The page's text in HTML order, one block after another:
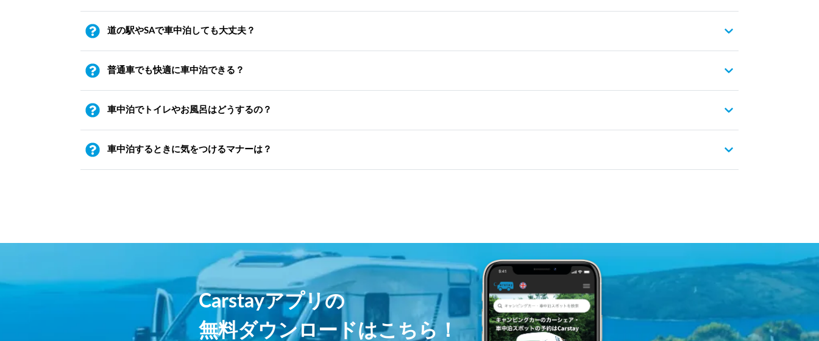
道の駅やSAで車中泊しても大丈夫？
普通車でも快適に車中泊できる？
車中泊でトイレやお風呂はどうするの？
車中泊するときに気をつけるマナーは？
Carstayアプリの
無料ダウンロードはこちら！